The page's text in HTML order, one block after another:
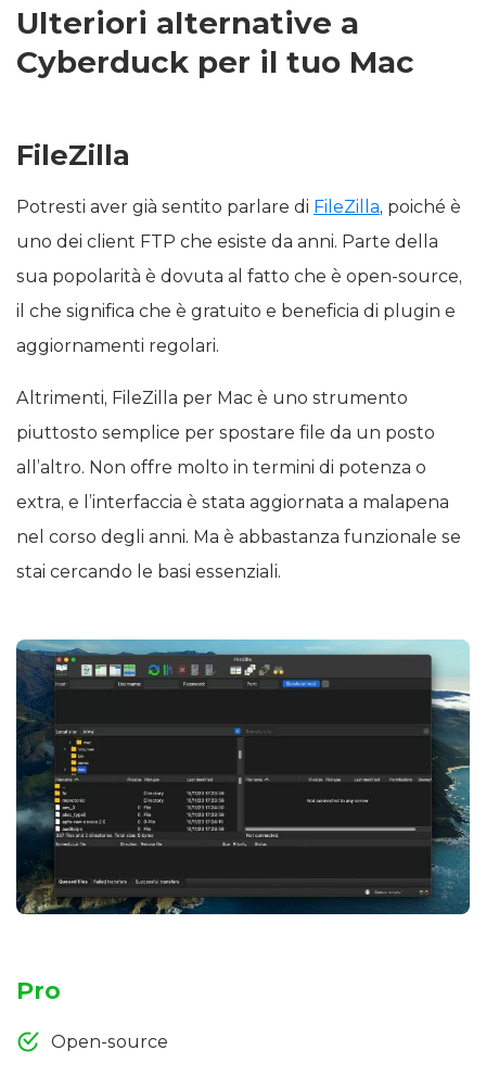
Ulteriori alternative a
Cyberduck per il tuo Mac
FileZilla
Potresti aver già sentito parlare di FileZilla, poiché è
uno dei client FTP che esiste da anni. Parte della
sua popolarità è dovuta al fatto che è open-source,
il che significa che è gratuito e beneficia di plugin e
aggiornamenti regolari.
Altrimenti, FileZilla per Mac è uno strumento
piuttosto semplice per spostare file da un posto
all’altro. Non offre molto in termini di potenza o
extra, e l’interfaccia è stata aggiornata a malapena
nel corso degli anni. Ma è abbastanza funzionale se
stai cercando le basi essenziali.
Pro
Open-source